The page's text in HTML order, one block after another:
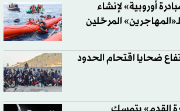
أوروبية» لإنشاء
المرحّلين
ضحايا اقتحام الحدود